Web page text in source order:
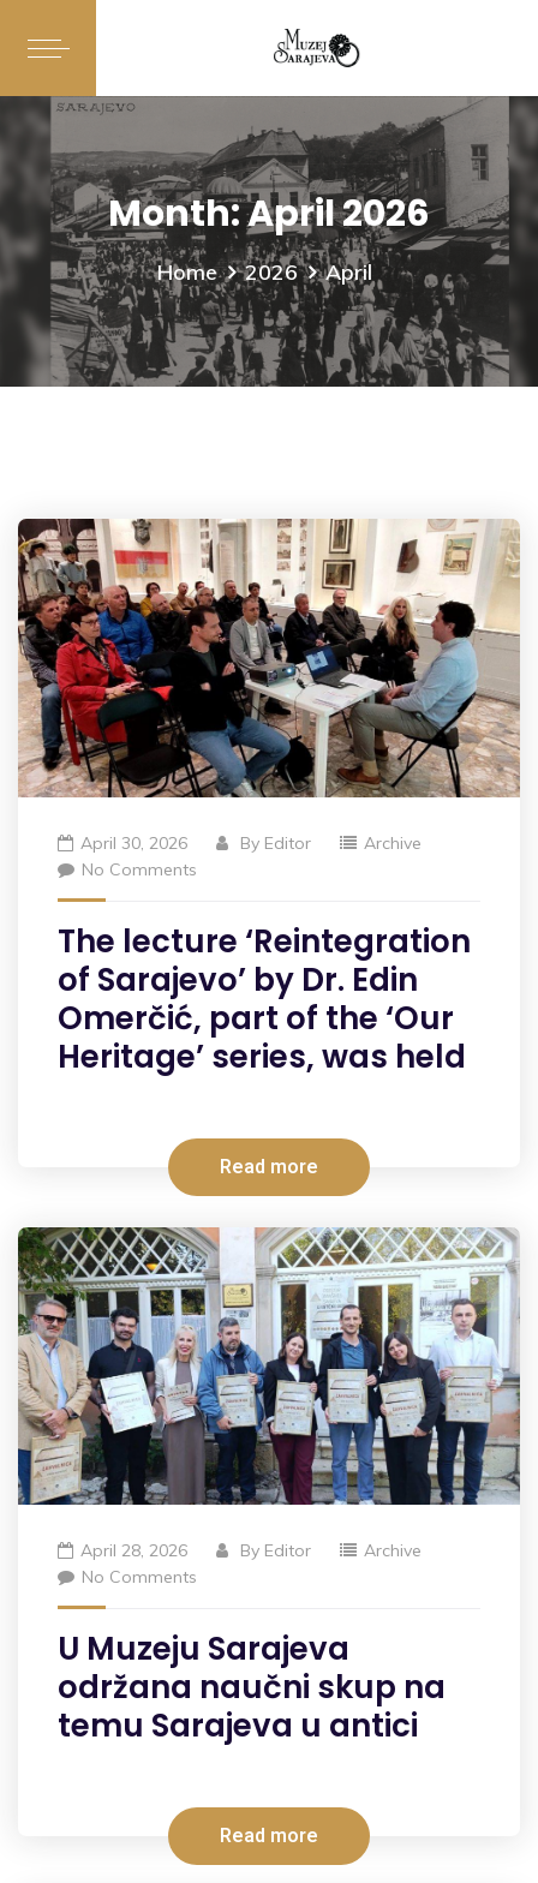
Month:April 2026
Home 2026 April
April 30, 2026 By Editor
Archive
No Comments
The lecture ‘Reintegration
of Sarajevo’ by Dr. Edin
Omerčić, part of the ‘Our
Heritage’ series, was held
Read more
April 28, 2026 By Editor
Archive
No Comments
U Muzeju Sarajeva
održana naučni skup na
temu Sarajeva u antici
Read more